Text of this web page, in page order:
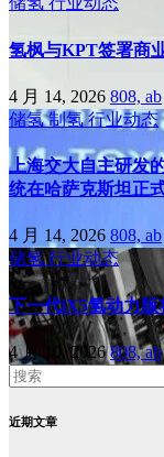
氢枫与KPT签署商
4 月 14, 2026 808, ab
储氢制氢行业动态
上海交大自主研发
统在哈萨克斯坦正
4 月 14, 2026 808, ab
储氢行业动态
下一代iX5氢动力版
4 月 10, 2026808, ab
近期文章